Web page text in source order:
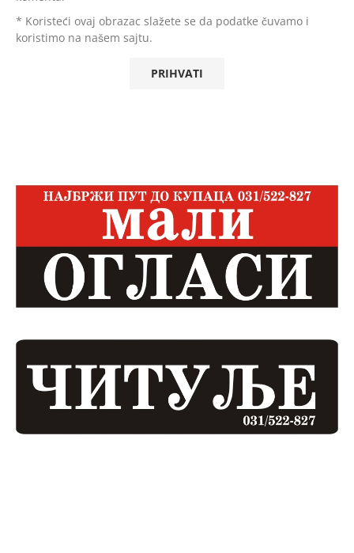
* Koristeći ovaj obrazac slažete se da podatke čuvamo i
koristimo na našem sajtu.